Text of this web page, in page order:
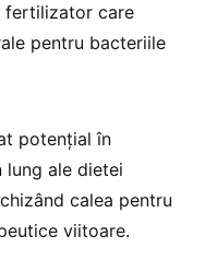
fertilizator care
pentru bacteriile
potențial în
lung ale dietei
calea pentru
viitoare.